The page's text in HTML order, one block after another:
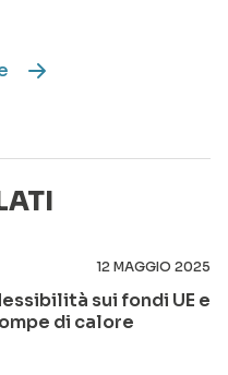
12 MAGGIO 2025
sui fondi UE e
di calore